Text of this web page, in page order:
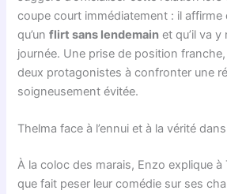
coupe court immédiatement : il affirme
qu’unflirt sans lendemain et qu’il va
journée. Une prise de position
deux protagonistes à confronter une
soigneusement évitée.
Thelma face à l’ennui et à la vérité
À la coloc des marais, Enzo explique à
que fait peser leur comédie sur ses